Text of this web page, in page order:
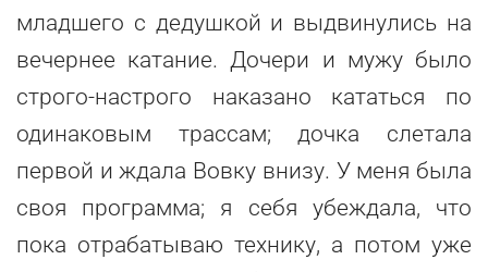
младшего с дедушкой и выдвинулись на
вечернее катание. Дочери и мужу было
строго-настрого наказано кататься по
одинаковым трассам; дочка слетала
первой и ждала Вовку внизу. У меня была
своя программа; я себя убеждала, что
пока отрабатываю технику, а потом уже